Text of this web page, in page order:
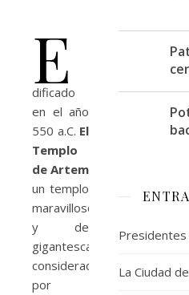
E
dificado
en el año
550 a.C. El
Templo
de Artemisa
un templo
maravilloso
y de
gigantescas proporciones,
considerado
por
La Ciudad